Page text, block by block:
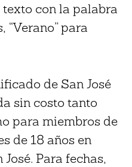
con la palabra
“Verano” para
de San José
sin costo tanto
para miembros de
de 18 años en
Para fechas,